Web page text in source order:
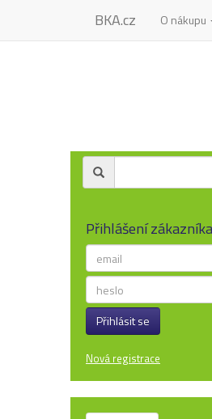
BKA.cz O nákupu
Přihlášení zákazníka
Přihlásit se
Nová registrace